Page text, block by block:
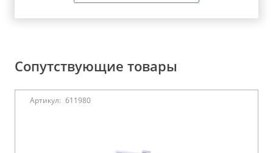
Сопутствующие товары
Артикул: 611980